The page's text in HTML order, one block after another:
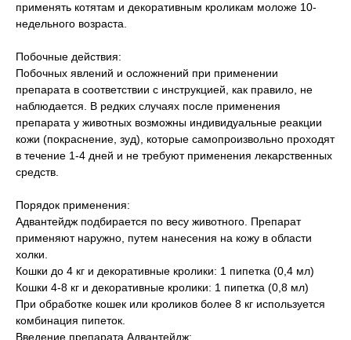
применять котятам и декоративным кроликам моложе 10-
недельного возраста.
Побочные действия:
Побочных явлений и осложнений при применении
препарата в соответствии с инструкцией, как правило, не
наблюдается. В редких случаях после применения
препарата у животных возможны индивидуальные реакции
кожи (покраснение, зуд), которые самопроизвольно проходят
в течение 1-4 дней и не требуют применения лекарственных
средств.
Порядок применения:
Адвантейдж подбирается по весу животного. Препарат
применяют наружно, путем нанесения на кожу в области
холки.
Кошки до 4 кг и декоративные кролики: 1 пипетка (0,4 мл)
Кошки 4-8 кг и декоративные кролики: 1 пипетка (0,8 мл)
При обработке кошек или кроликов более 8 кг используется
комбинация пипеток.
Введение препарата Адвантейдж: